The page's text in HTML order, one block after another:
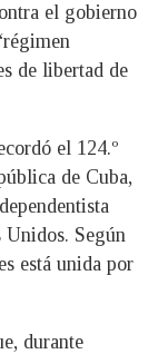
el gobierno
de libertad de
el 124.º
de Cuba,
Unidos. Según
está unida por
durante